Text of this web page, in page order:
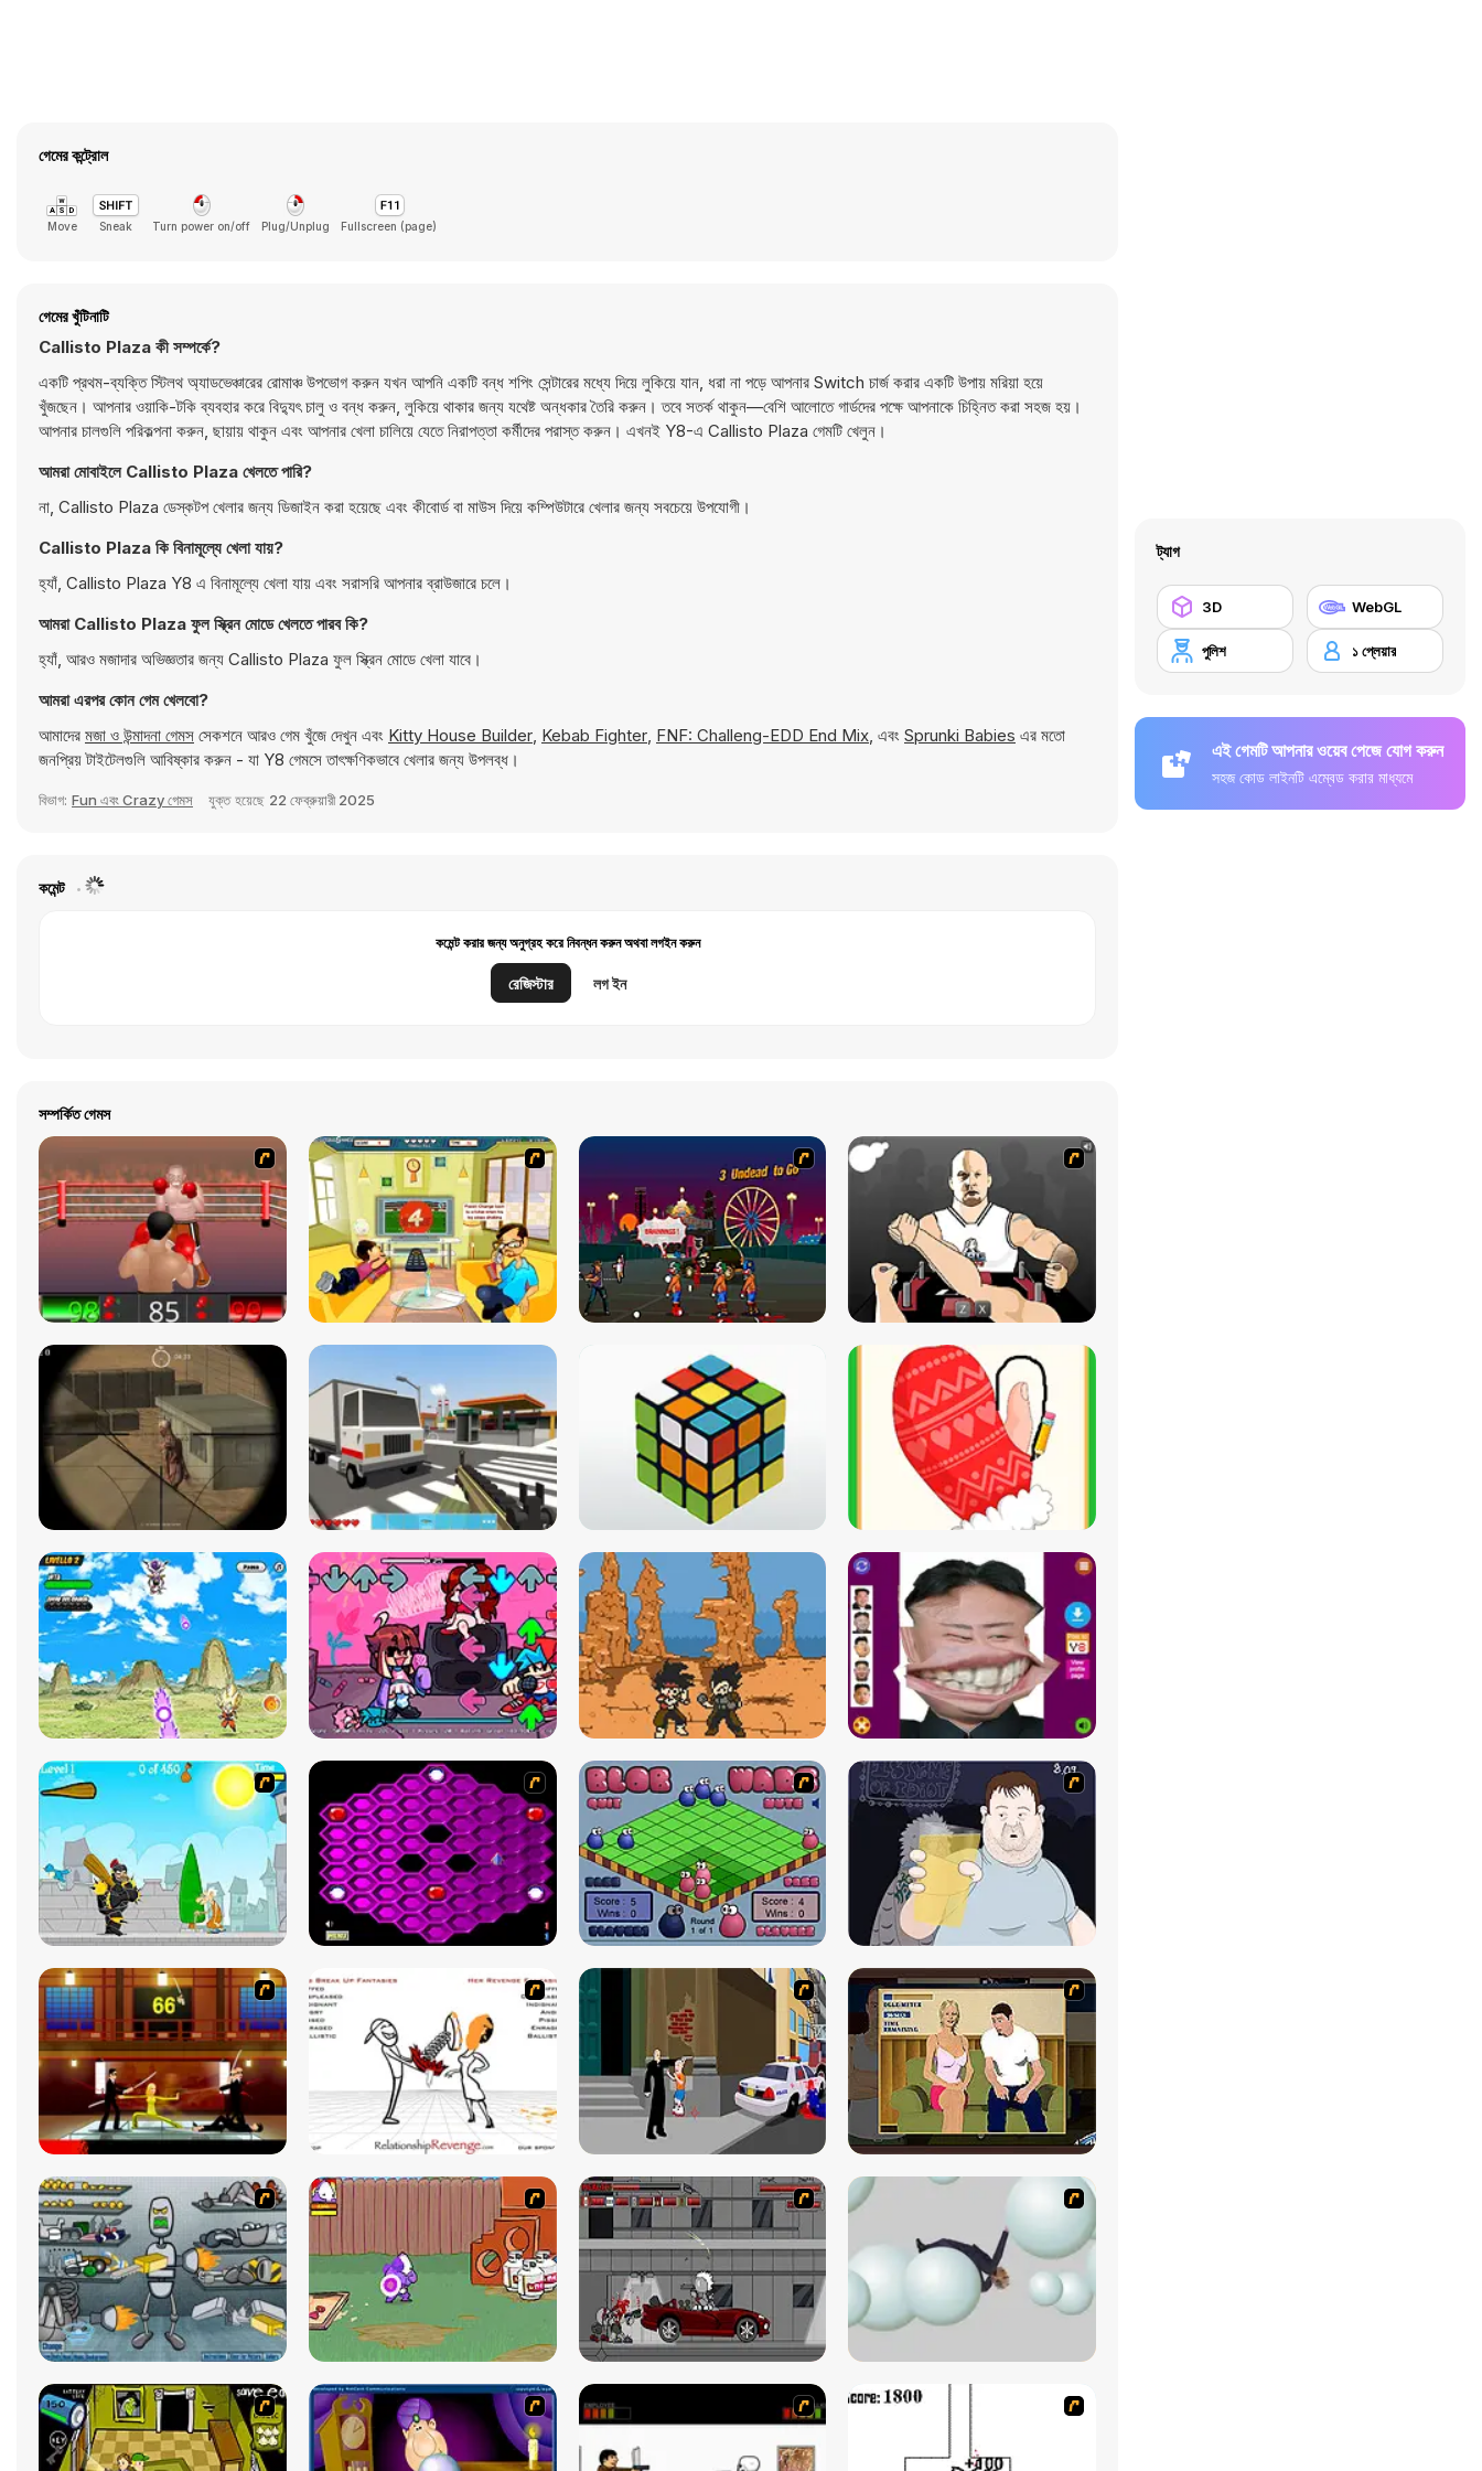
গেমের কন্ট্রোল
Move Sneak Turn power on/off Plug/Unplug Fullscreen (page)
গেমের খুঁটিনাটি
Callisto Plaza কী সম্পর্কে?
একটি প্রথম-ব্যক্তি স্টিলথ অ্যাডভেঞ্চারের রোমাঞ্চ উপভোগ করুন যখন আপনি একটি বন্ধ শপিং সেন্টারের মধ্যে দিয়ে লুকিয়ে যান, ধরা না পড়ে আপনার Switch চার্জ করার একটি উপায় মরিয়া হয়ে
খুঁজছেন। আপনার ওয়াকি-টকি ব্যবহার করে বিদ্যুৎ চালু ও বন্ধ করুন, লুকিয়ে থাকার জন্য যথেষ্ট অন্ধকার তৈরি করুন। তবে সতর্ক থাকুন—বেশি আলোতে গার্ডদের পক্ষে আপনাকে চিহ্নিত করা সহজ হয়।
আপনার চালগুলি পরিকল্পনা করুন, ছায়ায় থাকুন এবং আপনার খেলা চালিয়ে যেতে নিরাপত্তা কর্মীদের পরাস্ত করুন। এখনই Y8-এ Callisto Plaza গেমটি খেলুন।
আমরা মোবাইলে Callisto Plaza খেলতে পারি?
না, Callisto Plaza ডেস্কটপ খেলার জন্য ডিজাইন করা হয়েছে এবং কীবোর্ড বা মাউস দিয়ে কম্পিউটারে খেলার জন্য সবচেয়ে উপযোগী।
Callisto Plaza কি বিনামূল্যে খেলা যায়?
হ্যাঁ, Callisto Plaza Y8 এ বিনামূল্যে খেলা যায় এবং সরাসরি আপনার ব্রাউজারে চলে।
আমরা Callisto Plaza ফুল স্ক্রিন মোডে খেলতে পারব কি?
হ্যাঁ, আরও মজাদার অভিজ্ঞতার জন্য Callisto Plaza ফুল স্ক্রিন মোডে খেলা যাবে।
আমরা এরপর কোন গেম খেলবো?
আমাদের মজা ও উন্মাদনা গেমস সেকশনে আরও গেম খুঁজে দেখুন এবং Kitty House Builder, Kebab Fighter, FNF: Challeng-EDD End Mix, এবং Sprunki Babies এর মতো
জনপ্রিয় টাইটেলগুলি আবিষ্কার করুন - যা Y8 গেমসে তাৎক্ষণিকভাবে খেলার জন্য উপলব্ধ।
বিভাগ: Fun এবং Crazy গেমস যুক্ত হয়েছে 22 ফেব্রুয়ারী 2025
কমেন্ট
কমেন্ট করার জন্য অনুগ্রহ করে নিবন্ধন করুন অথবা লগইন করুন
রেজিস্টার লগ ইন
সম্পর্কিত গেমস
ট্যাগ
3D WebGL
পুলিশ ১ প্লেয়ার
এই গেমটি আপনার ওয়েব পেজে যোগ করুন
সহজ কোড লাইনটি এম্বেড করার মাধ্যমে